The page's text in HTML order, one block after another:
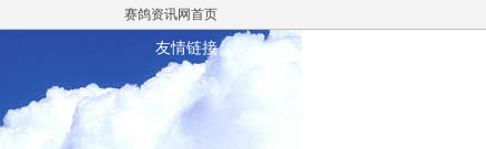
赛鸽资讯网首页
友情链接